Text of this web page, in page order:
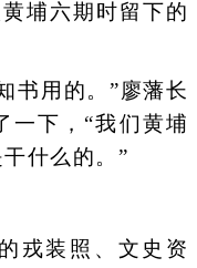
埔六期时留下的
用的。”廖藩长
一下，“我们黄埔
什么的。”
装照、文史资